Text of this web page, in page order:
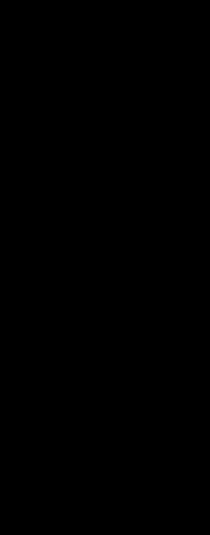
von den
bis zum Jahr 1989